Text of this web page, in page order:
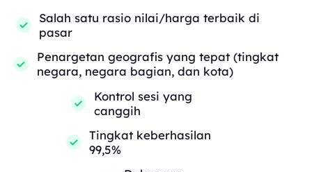
Salah satu rasio nilai/harga terbaik di
pasar
Penargetan geografis yang tepat (tingkat
negara, negara bagian, dan kota)
Kontrol sesi yang
canggih
Tingkat keberhasilan
99,5%